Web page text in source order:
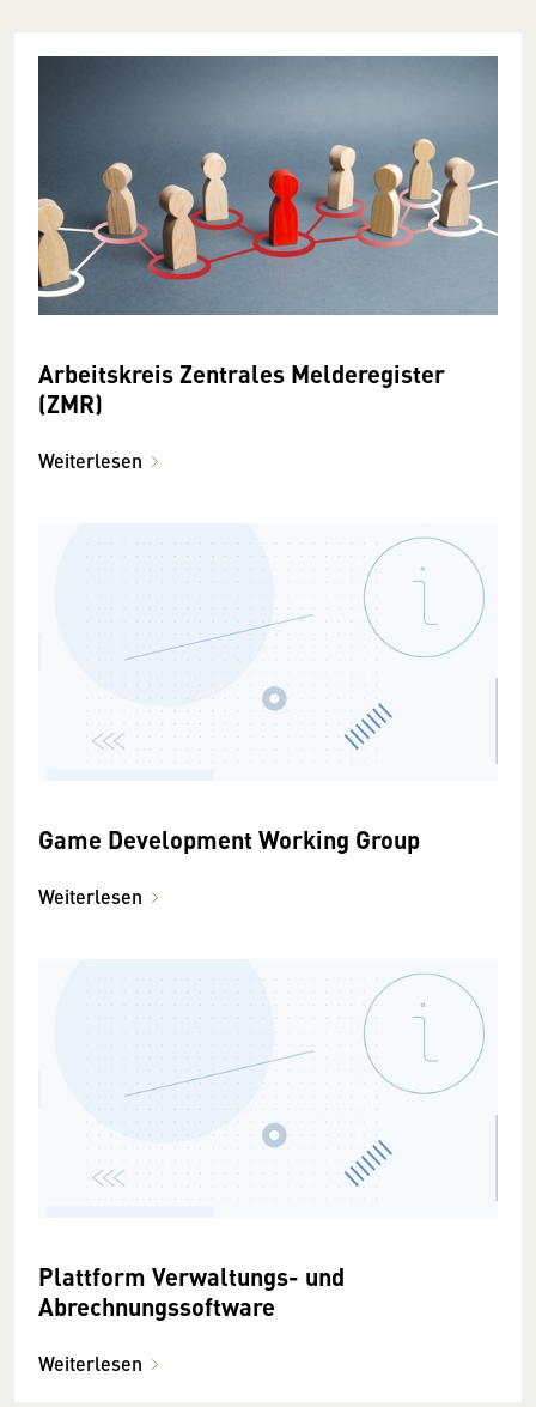
Arbeitskreis Zentrales Melderegister
(ZMR)
Weiterlesen
Game Development Working Group
Weiterlesen
Plattform Verwaltungs- und
Abrechnungssoftware
Weiterlesen